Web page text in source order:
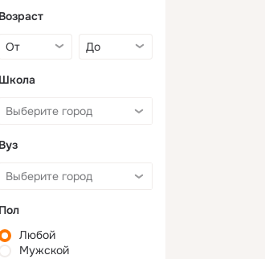
Возраст
Школа
Вуз
Пол
Любой
Мужской